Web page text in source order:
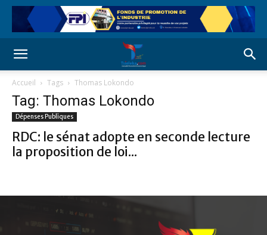
Accueil Tags Thomas Lokondo
Tag: Thomas Lokondo
Dépenses Publiques
RDC: le sénat adopte en seconde lecture
la proposition de loi...